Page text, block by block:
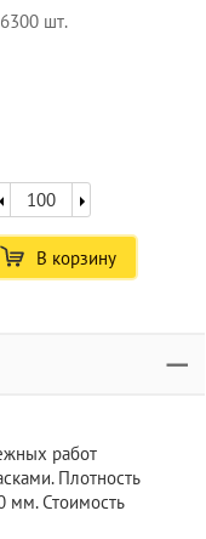
шт.
В корзину
работ
Плотность
мм. Стоимость